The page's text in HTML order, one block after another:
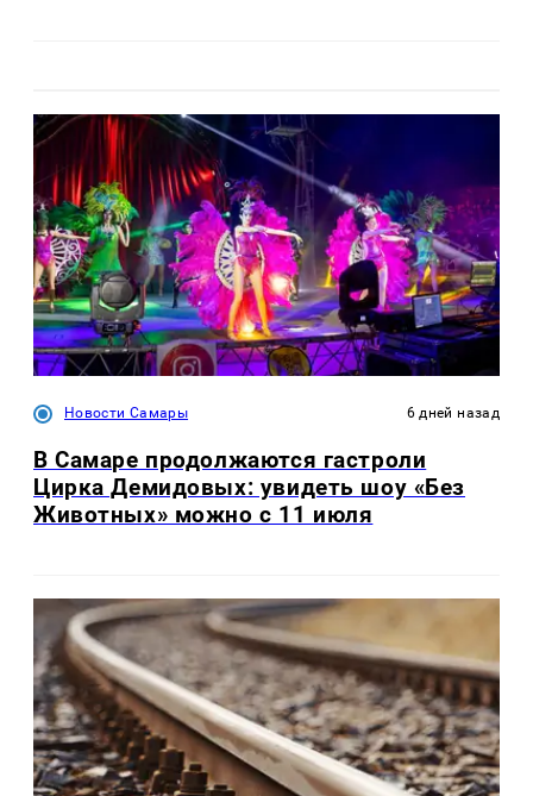
Новости Самары 6 дней назад
В Самаре продолжаются гастроли
Цирка Демидовых: увидеть шоу «Без
Животных» можно с 11 июля